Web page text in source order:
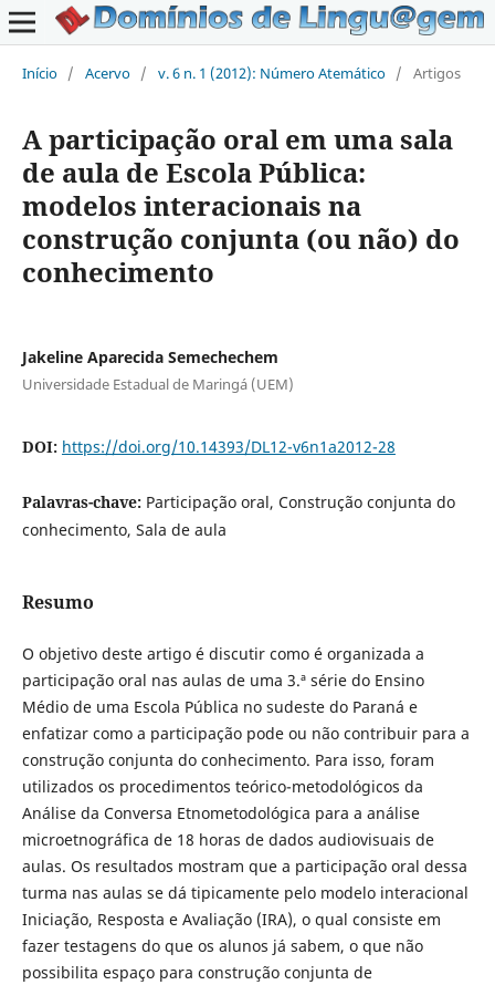
Início / Acervo / v. 6 n. 1 (2012): Número Atemático / Artigos
A participação oral em uma sala
de aula de Escola Pública:
modelos interacionais na
construção conjunta (ou não) do
conhecimento
Jakeline Aparecida Semechechem
Universidade Estadual de Maringá (UEM)
DOI: https://doi.org/10.14393/DL12-v6n1a2012-28
Palavras-chave: Participação oral, Construção conjunta do
conhecimento, Sala de aula
Resumo
O objetivo deste artigo é discutir como é organizada a
participação oral nas aulas de uma 3.ª série do Ensino
Médio de uma Escola Pública no sudeste do Paraná e
enfatizar como a participação pode ou não contribuir para a
construção conjunta do conhecimento. Para isso, foram
utilizados os procedimentos teórico-metodológicos da
Análise da Conversa Etnometodológica para a análise
microetnográfica de 18 horas de dados audiovisuais de
aulas. Os resultados mostram que a participação oral dessa
turma nas aulas se dá tipicamente pelo modelo interacional
Iniciação, Resposta e Avaliação (IRA), o qual consiste em
fazer testagens do que os alunos já sabem, o que não
possibilita espaço para construção conjunta de